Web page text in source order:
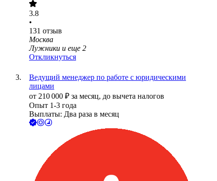
3.8
•
131 отзыв
Москва
Лужники и еще 2
Откликнуться
Ведущий менеджер по работе с юридическими
лицами
от 210 000 ₽ за месяц, до вычета налогов
Опыт 1-3 года
Выплаты: Два раза в месяц